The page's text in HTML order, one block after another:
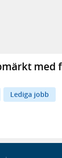
i ny flik,
flik, extern
i ny flik,
din e-
med
Lediga jobb